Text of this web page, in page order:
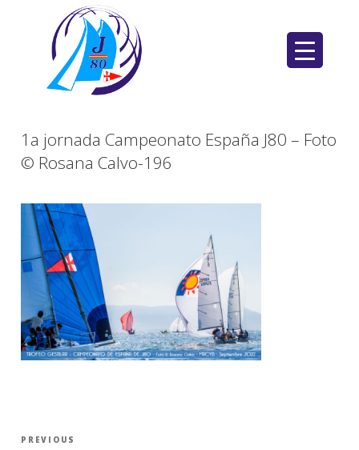
1a jornada Campeonato España J80 – Foto
© Rosana Calvo-196
Navegación
Previous
PREVIOUS